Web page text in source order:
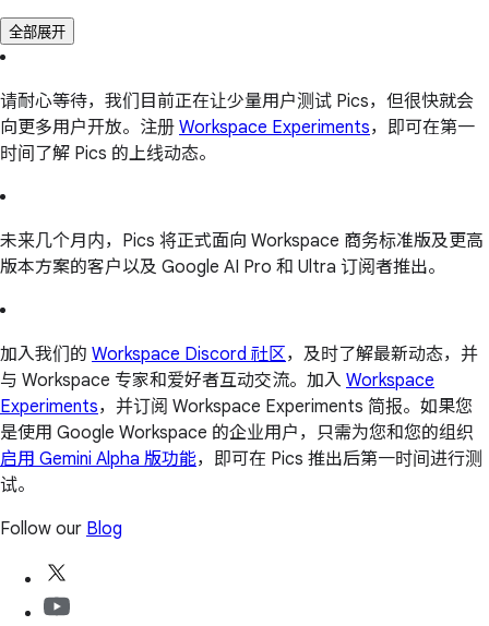
全部展开
请耐心等待，我们目前正在让少量用户测试 Pics，但很快就会
向更多用户开放。注册 Workspace Experiments，即可在第一
时间了解 Pics 的上线动态。
未来几个月内，Pics 将正式面向 Workspace 商务标准版及更高
版本方案的客户以及 Google AI Pro 和 Ultra 订阅者推出。
加入我们的 Workspace Discord 社区，及时了解最新动态，并
与 Workspace 专家和爱好者互动交流。加入 Workspace
Experiments，并订阅 Workspace Experiments 简报。如果您
是使用 Google Workspace 的企业用户，只需为您和您的组织
启用 Gemini Alpha 版功能，即可在 Pics 推出后第一时间进行测
试。
Follow our Blog